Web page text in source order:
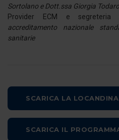
Sortolano e Dott.ssa Giorgia Todaro
Provider ECM e segreteria
accreditamento nazionale
sanitarie
SCARICA LA LOCANDINA
SCARICA IL